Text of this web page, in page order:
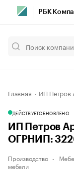
РБК
Главная ИП Петров
ДЕЙСТВУЕТОБНОВЛЕНО
ИП Петров
ОГРНИП:
Производство
мебели